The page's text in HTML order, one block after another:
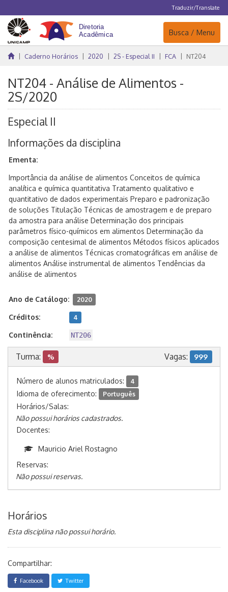
Traduzir/Translate
Navegação
Busca / Menu
Caderno Horários 2020 2S - Especial II FCA NT204
NT204 - Análise de Alimentos -
2S/2020
Especial II
Informações da disciplina
Ementa:
Importância da análise de alimentos Conceitos de química
analítica e química quantitativa Tratamento qualitativo e
quantitativo de dados experimentais Preparo e padronização
de soluções Titulação Técnicas de amostragem e de preparo
da amostra para análise Determinação dos principais
parâmetros físico-químicos em alimentos Determinação da
composição centesimal de alimentos Métodos físicos aplicados
a análise de alimentos Técnicas cromatográficas em análise de
alimentos Análise instrumental de alimentos Tendências da
análise de alimentos
Ano de Catálogo: 2020
Créditos: 4
Continência: NT206
Turma: % Vagas: 999
Número de alunos matriculados: 4
Idioma de oferecimento: Português
Horários/Salas:
Não possui horários cadastrados.
Docentes:
Mauricio Ariel Rostagno
Reservas:
Não possui reservas.
Horários
Esta disciplina não possui horário.
Compartilhar:
Facebook Twitter